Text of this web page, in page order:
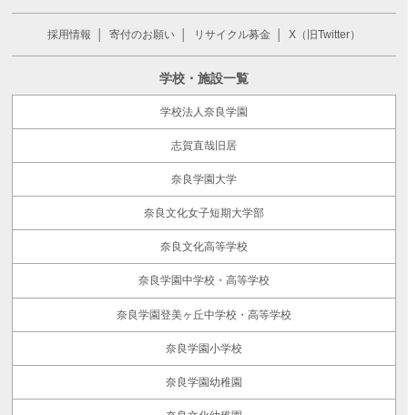
採用情報 寄付のお願い リサイクル募金 X（旧Twitter）
学校・施設一覧
学校法人奈良学園
志賀直哉旧居
奈良学園大学
奈良文化女子短期大学部
奈良文化高等学校
奈良学園中学校・高等学校
奈良学園登美ヶ丘中学校・高等学校
奈良学園小学校
奈良学園幼稚園